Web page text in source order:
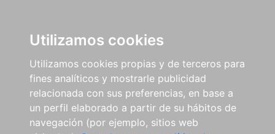
Utilizamos cookies
Utilizamos cookies propias y de terceros para
fines analíticos y mostrarle publicidad
relacionada con sus preferencias, en base a
un perfil elaborado a partir de su hábitos de
navegación (por ejemplo, sitios web